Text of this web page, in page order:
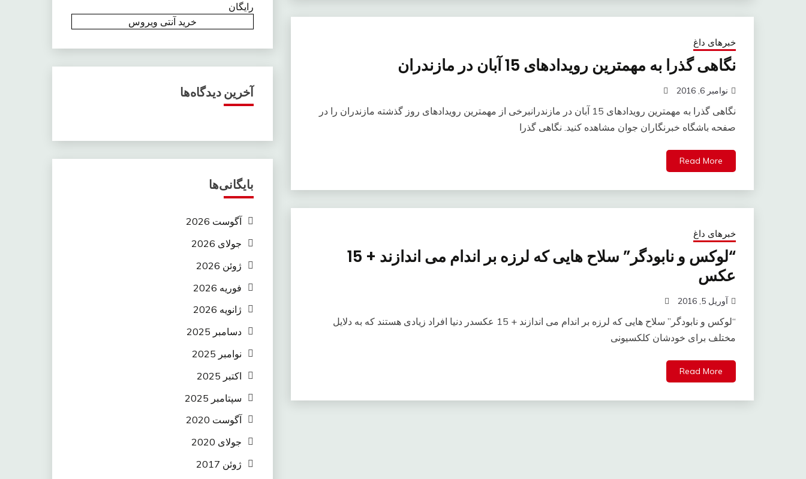
خبرهای داغ
نگاهی گذرا به مهمترین رویدادهای 15 آبان در مازندران
نوامبر 6, 2016
نگاهی گذرا به مهمترین رویدادهای 15 آبان در مازندرانبرخی از مهمترین رویدادهای روز گذشته مازندران را در
صفحه باشگاه خبرنگاران جوان مشاهده کنید. نگاهی گذرا
Read More
خبرهای داغ
“لوکس و نابودگر” سلاح هایی که لرزه بر اندام می اندازند + 15
عکس
آوریل 5, 2016
“لوکس و نابودگر” سلاح هایی که لرزه بر اندام می اندازند + 15 عکسدر دنیا افراد زیادی هستند که به دلایل
مختلف برای خودشان کلکسیونی
Read More
رایگان
خرید آنتی ویروس
آخرین دیدگاه‌ها
بایگانی‌ها
آگوست 2026
جولای 2026
ژوئن 2026
فوریه 2026
ژانویه 2026
دسامبر 2025
نوامبر 2025
اکتبر 2025
سپتامبر 2025
آگوست 2020
جولای 2020
ژوئن 2017